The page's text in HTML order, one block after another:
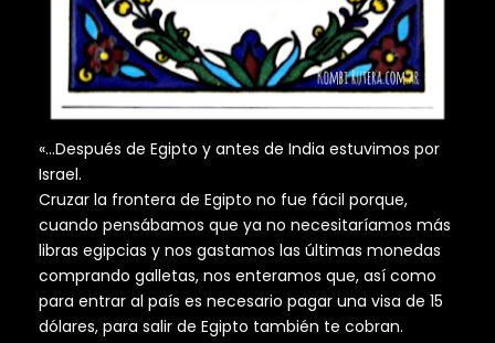
«…Después de Egipto y antes de India estuvimos por
Israel.
Cruzar la frontera de Egipto no fue fácil porque,
cuando pensábamos que ya no necesitaríamos más
libras egipcias y nos gastamos las últimas monedas
comprando galletas, nos enteramos que, así como
para entrar al país es necesario pagar una visa de 15
dólares, para salir de Egipto también te cobran.